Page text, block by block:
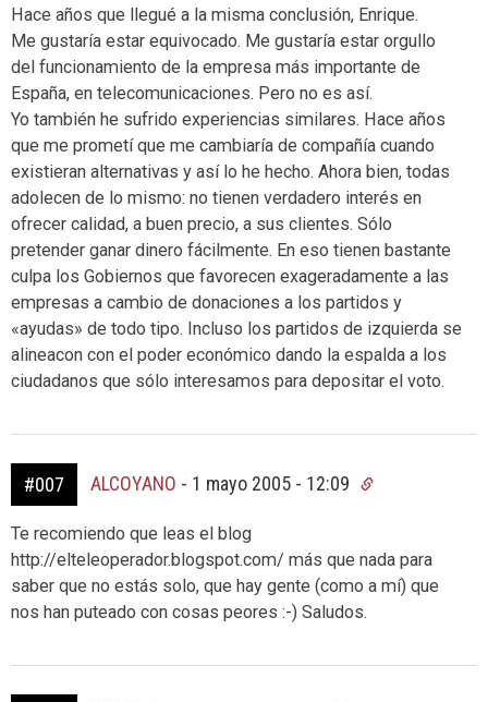
Hace años que llegué a la misma conclusión, Enrique.
Me gustaría estar equivocado. Me gustaría estar orgullo
del funcionamiento de la empresa más importante de
España, en telecomunicaciones. Pero no es así.
Yo también he sufrido experiencias similares. Hace años
que me prometí que me cambiaría de compañía cuando
existieran alternativas y así lo he hecho. Ahora bien, todas
adolecen de lo mismo: no tienen verdadero interés en
ofrecer calidad, a buen precio, a sus clientes. Sólo
pretender ganar dinero fácilmente. En eso tienen bastante
culpa los Gobiernos que favorecen exageradamente a las
empresas a cambio de donaciones a los partidos y
«ayudas» de todo tipo. Incluso los partidos de izquierda se
alineacon con el poder económico dando la espalda a los
ciudadanos que sólo interesamos para depositar el voto.
#007 ALCOYANO - 1 mayo 2005 - 12:09
Te recomiendo que leas el blog
http://elteleoperador.blogspot.com/ más que nada para
saber que no estás solo, que hay gente (como a mí) que
nos han puteado con cosas peores :-) Saludos.